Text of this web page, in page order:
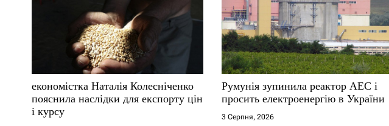
економістка Наталія Колесніченко
пояснила наслідки для експорту цін
і курсу
Румунія зупинила реактор АЕС і
просить електроенергію в України
3 Серпня, 2026